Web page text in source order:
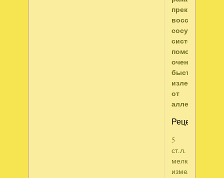
прекрасно
сосудистую
систему,
помогает
очень
быстро
излечиться
от
аллергии.
Рецепт:
5
ст.л.
мелко
измельченных